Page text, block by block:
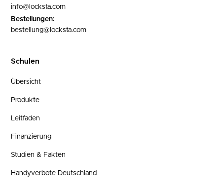
info@locksta.com
Bestellungen:
bestellung@locksta.com
Schulen
Übersicht
Produkte
Leitfaden
Finanzierung
Studien & Fakten
Handyverbote Deutschland